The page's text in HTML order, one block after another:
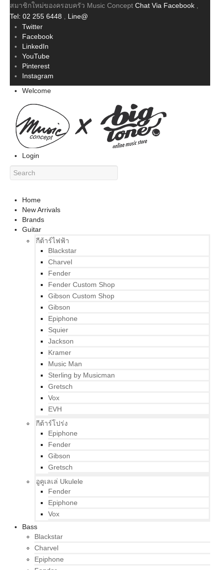
สมาชิกใหม่ของครอบครัว Music Concept Chat Via Facebook
Tel: 02 255 6448
Line@
Twitter
Facebook
LinkedIn
YouTube
Pinterest
Instagram
Welcome
Login
Home
New Arrivals
Brands
Guitar
กีต้าร์ไฟฟ้า
Blackstar
Charvel
Fender
Fender Custom Shop
Gibson Custom Shop
Gibson
Epiphone
Squier
Jackson
Kramer
Music Man
Sterling by Musicman
Gretsch
Vox
EVH
กีต้าร์โปร่ง
Epiphone
Fender
Gibson
Gretsch
อูคูเลเล่ Ukulele
Fender
Epiphone
Vox
Bass
Blackstar
Charvel
Epiphone